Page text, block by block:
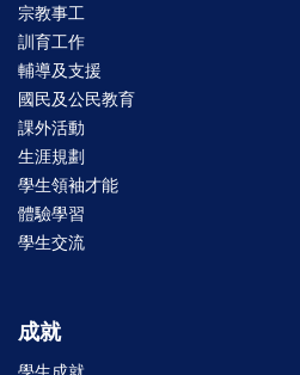
宗教事工
訓育工作
輔導及支援
國民及公民教育
課外活動
生涯規劃
學生領袖才能
體驗學習
學生交流
成就